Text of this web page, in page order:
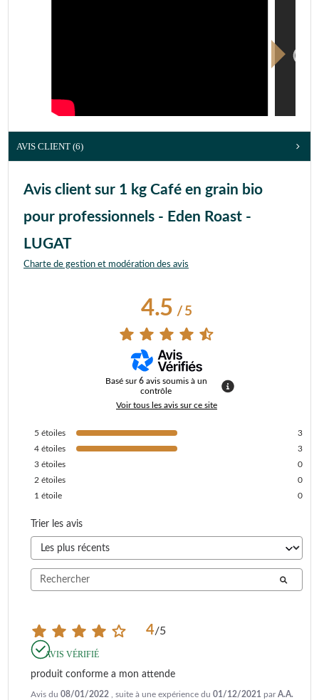
AVIS CLIENT (6)
Avis client sur 1 kg Café en grain bio
pour professionnels - Eden Roast -
LUGAT
Charte de gestion et modération des avis
4.5/ 5
Basé sur6 avis soumis à un
contrôle
Voir tous les avis sur ce site
5 étoiles
3
4 étoiles
3
3 étoiles
0
2 étoiles
0
1 étoile 0
Trier les avis
4/5
AVIS VÉRIFIÉ
produit conforme a mon attende
Avis du 08/01/2022 , suite à une expérience du 01/12/2021 parA.A.